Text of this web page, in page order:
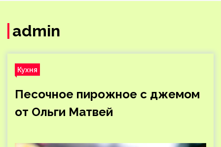
admin
Кухня
Песочное пирожное с джемом
от Ольги Матвей